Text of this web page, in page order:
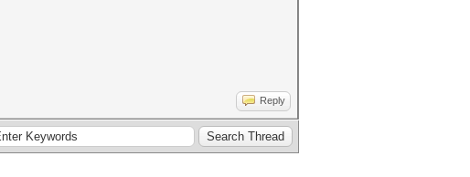
Reply